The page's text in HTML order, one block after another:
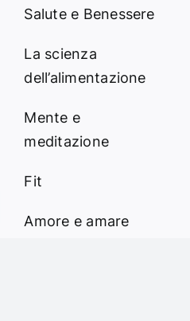
Salute e Benessere
La scienza
dell’alimentazione
Mente e
meditazione
Fit
Amore e amare